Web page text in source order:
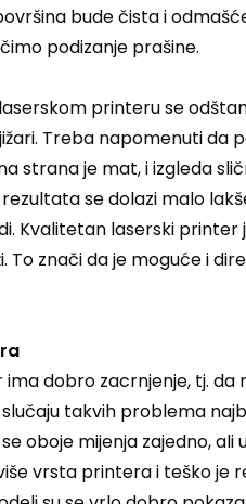
bude čista i
podizanje prašine.
printeru se
Treba napomenuti da
strana je mat, i izgleda
se dolazi malo
Kvalitetan laserski
To znači da je moguće i
ima dobro zacrnjenje, tj.
takvih problema
oboje mijenja zajedno,
vrsta printera i teško je